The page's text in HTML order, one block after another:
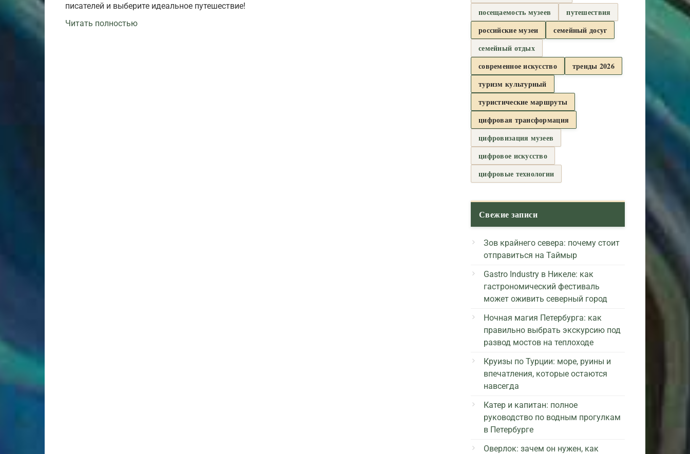
писателей и выберите идеальное путешествие!
Читать полностью
посещаемость музеев
путешествия
российские музеи
семейный досуг
семейный отдых
современное искусство
тренды 2026
туризм культурный
туристические маршруты
цифровая трансформация
цифровизация музеев
цифровое искусство
цифровые технологии
Свежие записи
Зов крайнего севера: почему стоит
отправиться на Таймыр
Gastro Industry в Никеле: как
гастрономический фестиваль
может оживить северный город
Ночная магия Петербурга: как
правильно выбрать экскурсию под
развод мостов на теплоходе
Круизы по Турции: море, руины и
впечатления, которые остаются
навсегда
Катер и капитан: полное
руководство по водным прогулкам
в Петербурге
Оверлок: зачем он нужен, как